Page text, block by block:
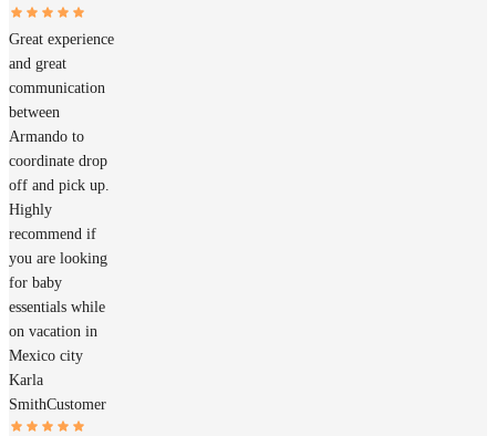
Great experience
and great
communication
between
Armando to
coordinate drop
off and pick up.
Highly
recommend if
you are looking
for baby
essentials while
on vacation in
Mexico city
Karla
SmithCustomer